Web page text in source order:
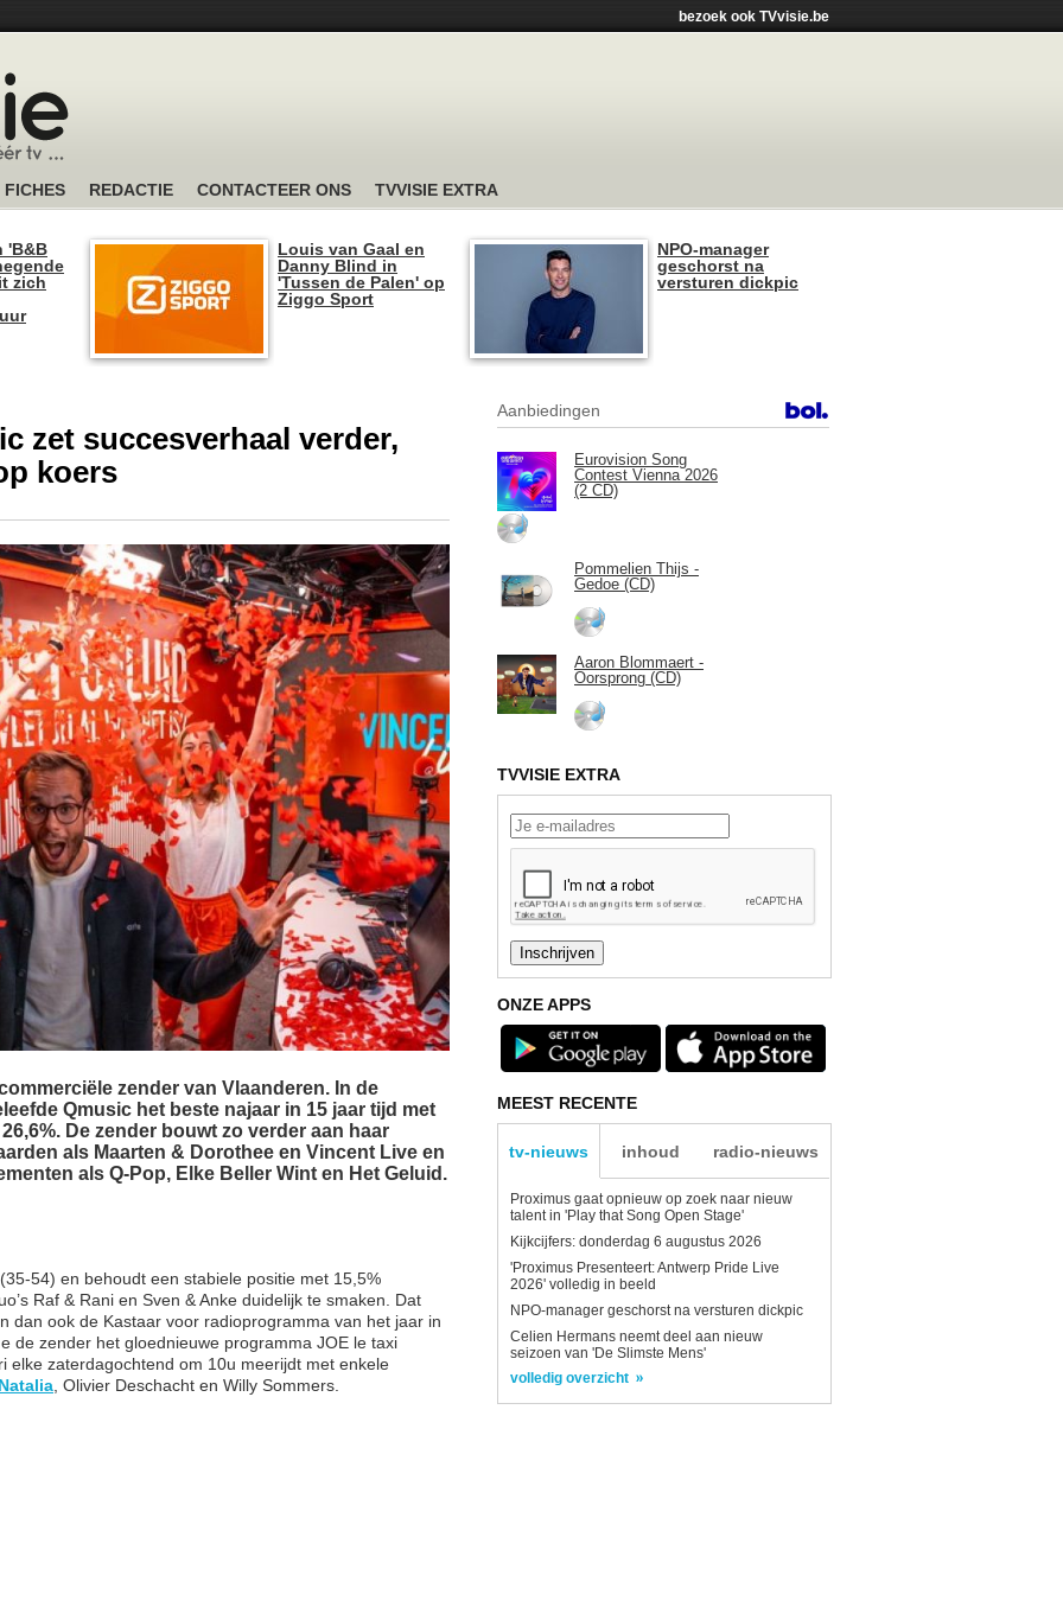
bezoek ook TVvisie.be
FICHES REDACTIE CONTACTEER ONS TVVISIE EXTRA
'B&B
zich
Louis van Gaal en
Danny Blind in
'Tussen de Palen' op
Ziggo Sport
NPO-manager
geschorst na
versturen dickpic
zet succesverhaal verder,
koers
zender van Vlaanderen. In de
Qmusic het beste najaar in 15 jaar tijd met
De zender bouwt zo verder aan haar
als Maarten & Dorothee en Vincent Live en
als Q-Pop, Elke Beller Wint en Het Geluid.
54) en behoudt een stabiele positie met 15,5%
Raf & Rani en Sven & Anke duidelijk te smaken. Dat
dan ook de Kastaar voor radioprogramma van het jaar in
de zender het gloednieuwe programma JOE le taxi
elke zaterdagochtend om 10u meerijdt met enkele
, Olivier Deschacht en Willy Sommers.
Aanbiedingen
Eurovision Song
Contest Vienna 2026
(2 CD)
Pommelien Thijs -
Gedoe (CD)
Aaron Blommaert -
Oorsprong (CD)
TVVISIE EXTRA
ONZE APPS
MEEST RECENTE
tv-nieuws inhoud radio-nieuws
Proximus gaat opnieuw op zoek naar nieuw
talent in 'Play that Song Open Stage'
Kijkcijfers: donderdag 6 augustus 2026
'Proximus Presenteert: Antwerp Pride Live
2026' volledig in beeld
NPO-manager geschorst na versturen dickpic
Celien Hermans neemt deel aan nieuw
seizoen van 'De Slimste Mens'
volledig overzicht